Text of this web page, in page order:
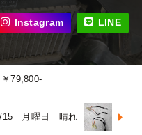
Instagram LINE
79,800-
15 月曜日 晴れ